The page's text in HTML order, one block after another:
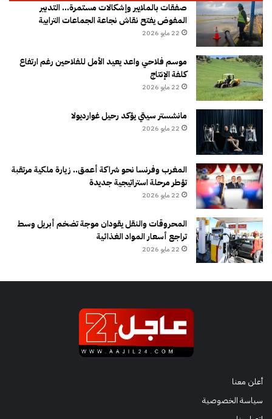
صفقات بالملايير وإشكالات مستمرة… التدبير
المفوض يفتح نقاش نجاعة الجماعات الترابية
22 مايو 2026
موسم فلاحي واعد يعيد الأمل للفلاحين رغم ارتفاع
كلفة الإنتاج
22 مايو 2026
مانشستر سيتي يؤكد رحيل غوارديولا
22 مايو 2026
المغرب وفرنسا نحو شراكة أعمق.. زيارة ملكية مرتقبة
تؤطر مرحلة استراتيجية جديدة
22 مايو 2026
المحروقات والنقل يقودان موجة تضخم أبريل وسط
تراجع أسعار المواد الغذائية
22 مايو 2026
أعلن معنا
سياسة الخصوصية